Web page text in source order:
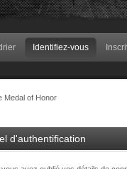
Identifiez-vous
Medal of Honor
d'authentification